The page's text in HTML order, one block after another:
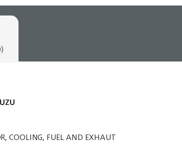
COOLING, FUEL AND EXHAUT